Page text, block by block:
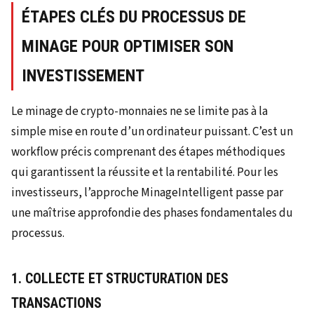
ÉTAPES CLÉS DU PROCESSUS DE
MINAGE POUR OPTIMISER SON
INVESTISSEMENT
Le minage de crypto-monnaies ne se limite pas à la
simple mise en route d’un ordinateur puissant. C’est un
workflow précis comprenant des étapes méthodiques
qui garantissent la réussite et la rentabilité. Pour les
investisseurs, l’approche MinageIntelligent passe par
une maîtrise approfondie des phases fondamentales du
processus.
1. COLLECTE ET STRUCTURATION DES
TRANSACTIONS